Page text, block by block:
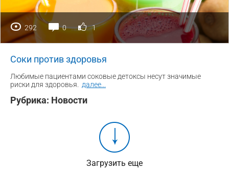
292 0 1
Соки против здоровья
Любимые пациентами соковые детоксы несут значимые
риски для здоровья.
далее
Рубрика: Новости
Загрузить еще